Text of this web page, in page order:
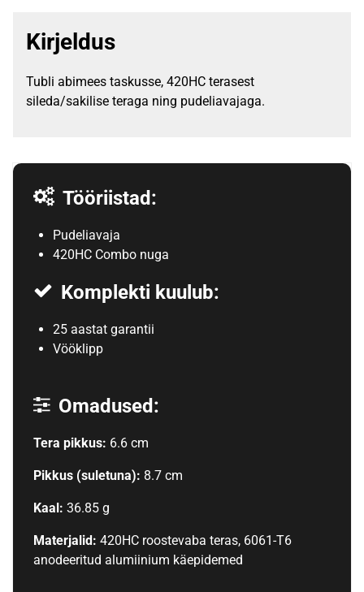
Kirjeldus
Tubli abimees taskusse, 420HC terasest
sileda/sakilise teraga ning pudeliavajaga.
Tööriistad:
Pudeliavaja
420HC Combo nuga
Komplekti kuulub:
25 aastat garantii
Vööklipp
Omadused:
Tera pikkus: 6.6 cm
Pikkus (suletuna): 8.7 cm
Kaal: 36.85 g
Materjalid: 420HC roostevaba teras, 6061-T6
anodeeritud alumiinium käepidemed